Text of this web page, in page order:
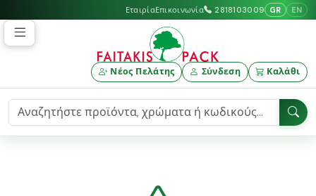
ΕταιρίαΕπικοινωνία 2818103009 GR EN
Νέος Πελάτης Σύνδεση Καλάθι